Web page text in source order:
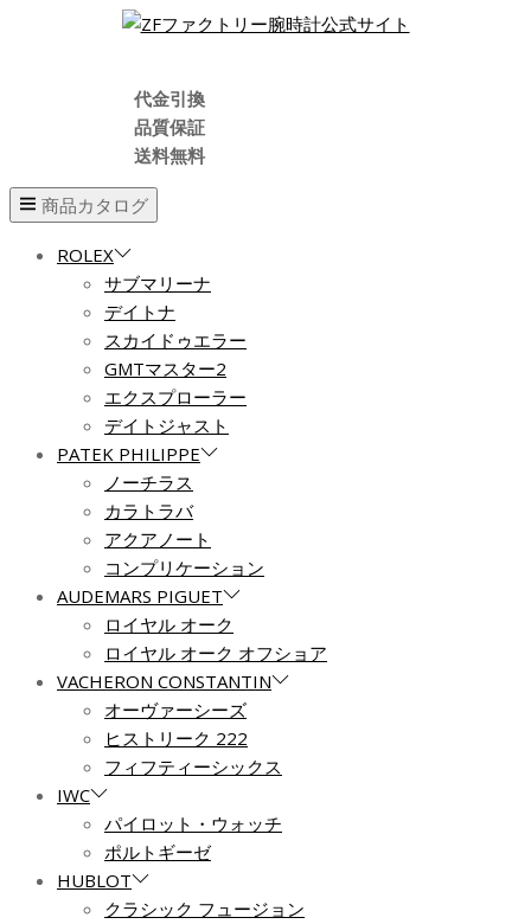
代金引換
品質保証
送料無料
商品カタログ
ROLEX
サブマリーナ
デイトナ
スカイドゥエラー
GMTマスター2
エクスプローラー
デイトジャスト
PATEK PHILIPPE
ノーチラス
カラトラバ
アクアノート
コンプリケーション
AUDEMARS PIGUET
ロイヤル オーク
ロイヤル オーク オフショア
VACHERON CONSTANTIN
オーヴァーシーズ
ヒストリーク 222
フィフティーシックス
IWC
パイロット・ウォッチ
ポルトギーゼ
HUBLOT
クラシック フュージョン